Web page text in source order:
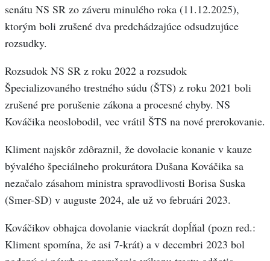
senátu NS SR zo záveru minulého roka (11.12.2025),
ktorým boli zrušené dva predchádzajúce odsudzujúce
rozsudky.
Rozsudok NS SR z roku 2022 a rozsudok
Špecializovaného trestného súdu (ŠTS) z roku 2021 boli
zrušené pre porušenie zákona a procesné chyby. NS
Kováčika neoslobodil, vec vrátil ŠTS na nové prerokovanie.
Kliment najskôr zdôraznil, že dovolacie konanie v kauze
bývalého špeciálneho prokurátora Dušana Kováčika sa
nezačalo zásahom ministra spravodlivosti Borisa Suska
(Smer-SD) v auguste 2024, ale už vo februári 2023.
Kováčikov obhajca dovolanie viackrát dopĺňal (pozn red.:
Kliment spomína, že asi 7-krát) a v decembri 2023 bol